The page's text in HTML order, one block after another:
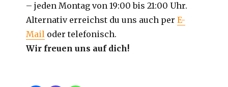
– jeden Montag von 19:00 bis 21:00 Uhr.
Alternativ erreichst du uns auch perE-
Mail oder telefonisch.
Wir freuen uns auf dich!